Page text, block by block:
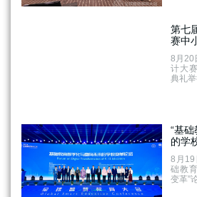
第七
赛中
8月20
计大
典礼举
“基
的学
8月19
础教
变革”